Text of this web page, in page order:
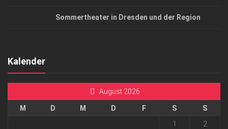
Sommertheater in Dresden und der Region
Kalender
August 2026
M D M D F S
S
1
2